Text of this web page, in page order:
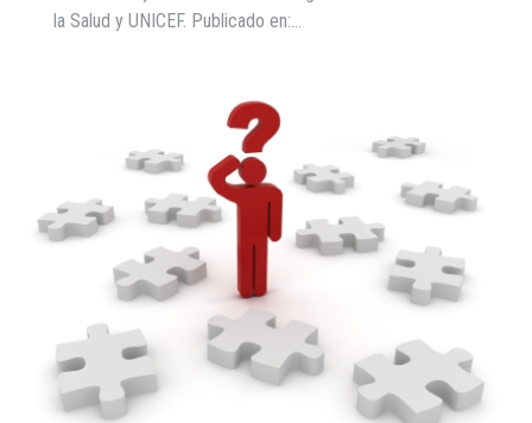
la Salud y UNICEF. Publicado en:…